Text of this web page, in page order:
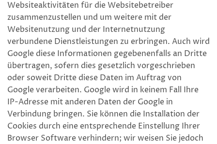
Websiteaktivitäten für die Websitebetreiber
zusammenzustellen und um weitere mit der
Websitenutzung und der Internetnutzung
verbundene Dienstleistungen zu erbringen. Auch wird
Google diese Informationen gegebenenfalls an Dritte
übertragen, sofern dies gesetzlich vorgeschrieben
oder soweit Dritte diese Daten im Auftrag von
Google verarbeiten. Google wird in keinem Fall Ihre
IP-Adresse mit anderen Daten der Google in
Verbindung bringen. Sie können die Installation der
Cookies durch eine entsprechende Einstellung Ihrer
Browser Software verhindern; wir weisen Sie jedoch